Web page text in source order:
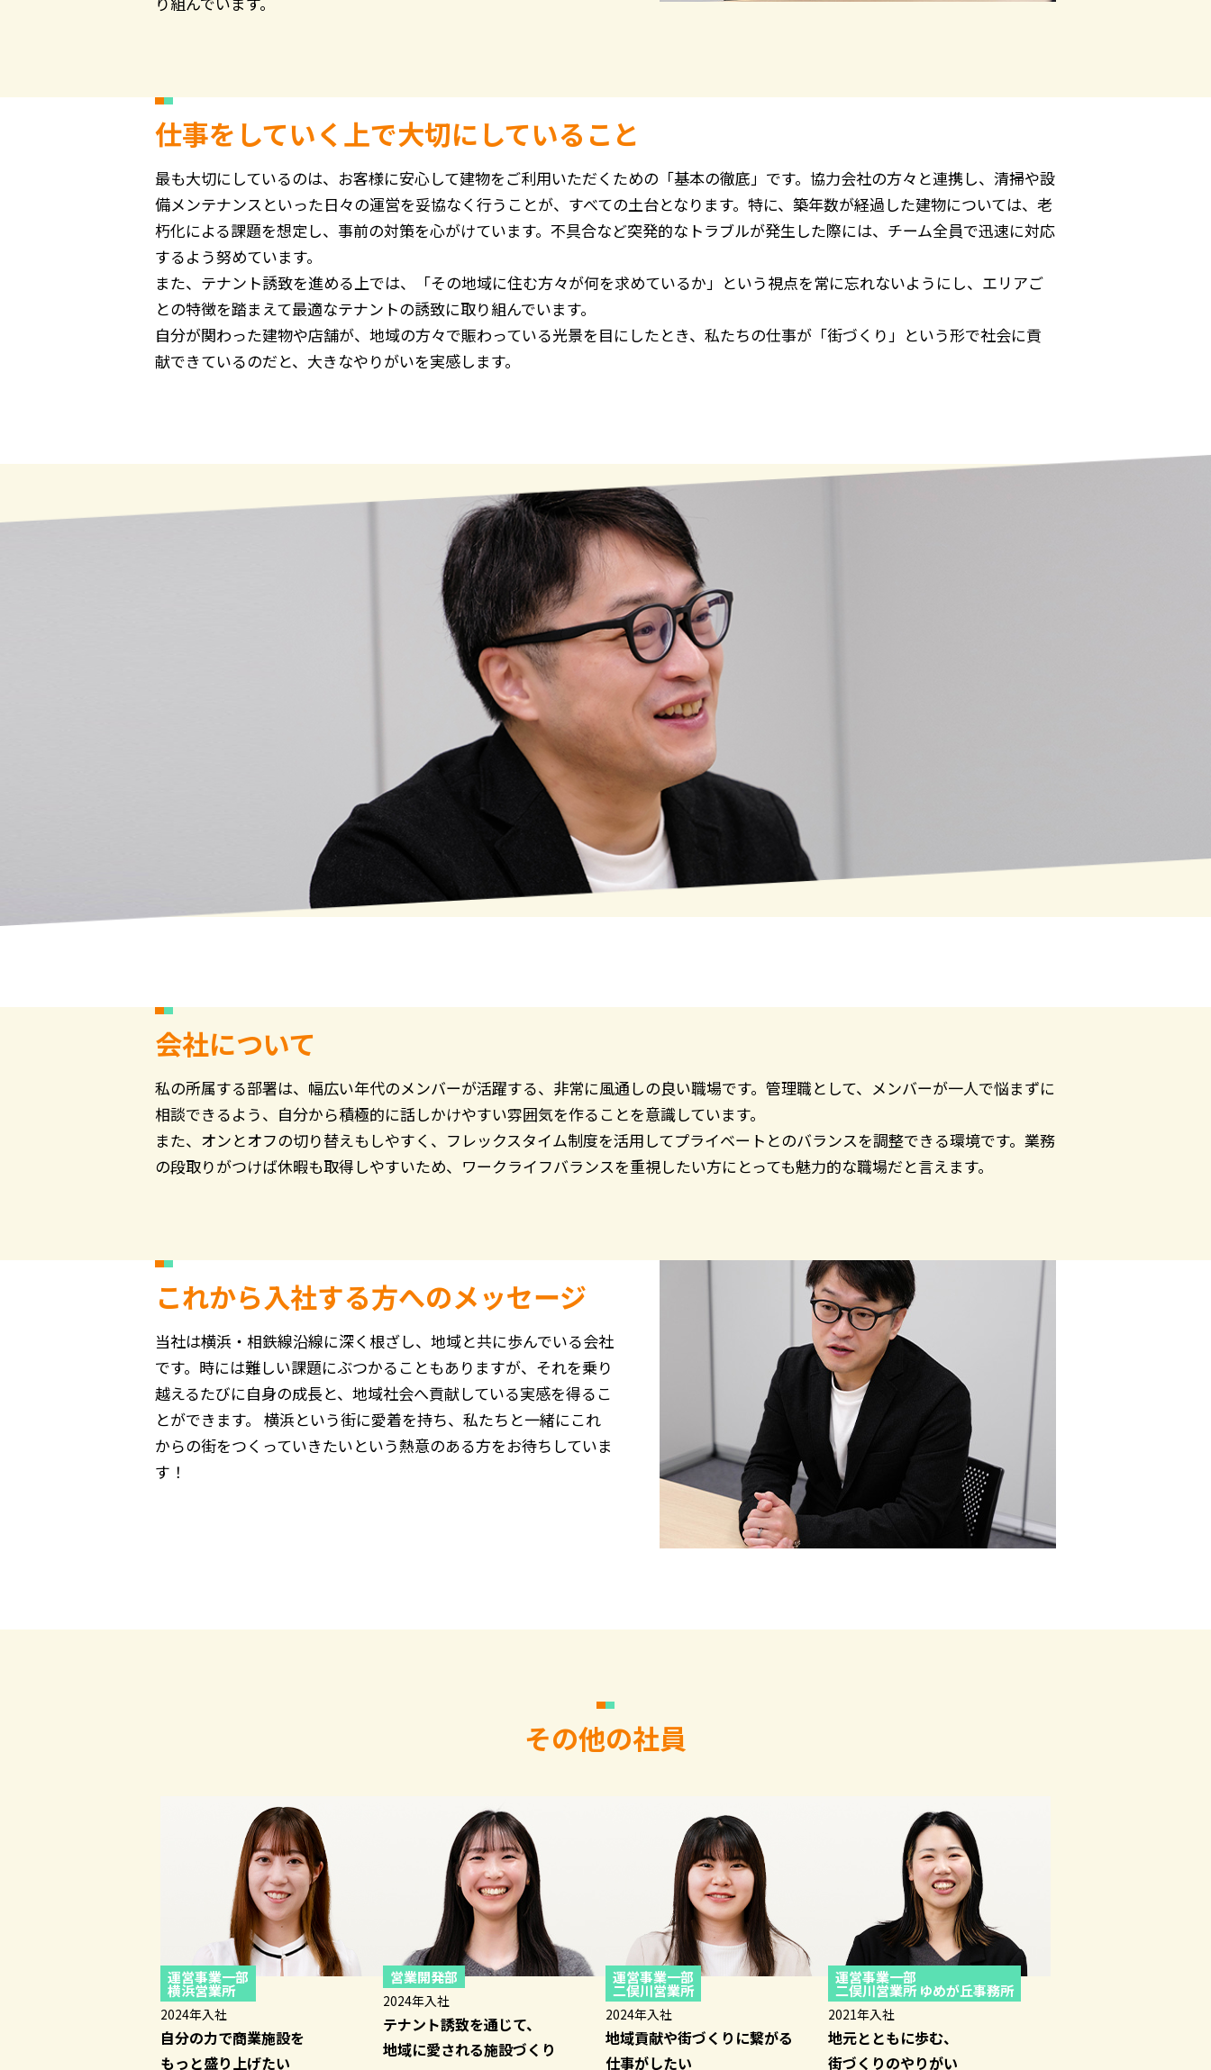
仕事をしていく上で大切にしていること
最も大切にしているのは、お客様に安心して建物をご利用いただくための「基本の徹底」です。協力会社の方々と連携し、清掃や設
備メンテナンスといった日々の運営を妥協なく行うことが、すべての土台となります。特に、築年数が経過した建物については、老
朽化による課題を想定し、事前の対策を心がけています。不具合など突発的なトラブルが発生した際には、チーム全員で迅速に対応
するよう努めています。
また、テナント誘致を進める上では、「その地域に住む方々が何を求めているか」という視点を常に忘れないようにし、エリアご
との特徴を踏まえて最適なテナントの誘致に取り組んでいます。
自分が関わった建物や店舗が、地域の方々で賑わっている光景を目にしたとき、私たちの仕事が「街づくり」という形で社会に貢
献できているのだと、大きなやりがいを実感します。
会社について
私の所属する部署は、幅広い年代のメンバーが活躍する、非常に風通しの良い職場です。管理職として、メンバーが一人で悩まずに
相談できるよう、自分から積極的に話しかけやすい雰囲気を作ることを意識しています。
また、オンとオフの切り替えもしやすく、フレックスタイム制度を活用してプライベートとのバランスを調整できる環境です。業務
の段取りがつけば休暇も取得しやすいため、ワークライフバランスを重視したい方にとっても魅力的な職場だと言えます。
これから入社する方へのメッセージ
当社は横浜・相鉄線沿線に深く根ざし、地域と共に歩んでいる会社
です。時には難しい課題にぶつかることもありますが、それを乗り
越えるたびに自身の成長と、地域社会へ貢献している実感を得るこ
とができます。 横浜という街に愛着を持ち、私たちと一緒にこれ
からの街をつくっていきたいという熱意のある方をお待ちしていま
す！
その他の社員
運営事業一部
横浜営業所
2024年入社
自分の力で商業施設を
もっと盛り上げたい
営業開発部
2024年入社
テナント誘致を通じて、
地域に愛される施設づくり
運営事業一部
二俣川営業所
2024年入社
地域貢献や街づくりに繋がる
仕事がしたい
運営事業一部
二俣川営業所ゆめが丘事務所
2021年入社
地元とともに歩む、
街づくりのやりがい